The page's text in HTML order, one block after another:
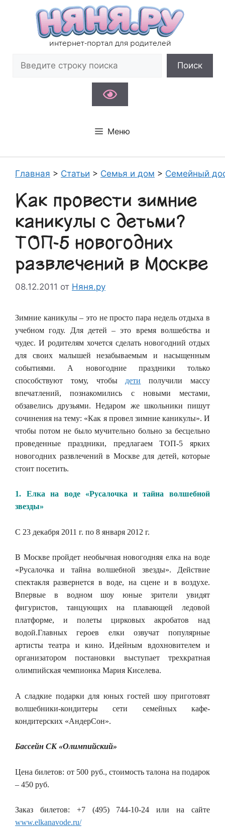
содержимому
интернет-портал для родителей
Поиск
Меню
Главная > Статьи > Семья и дом > Семейный
Как провести зимние
каникулы с детьми?
ТОП-5 новогодних
развлечений в Москве
08.12.2011 от Няня.ру
Зимние каникулы – это не просто пара недель отдыха в
учебном году. Для детей – это время волшебства и
чудес. И родителям хочется сделать новогодний отдых
для своих малышей незабываемым и насыщенным
событиями. А новогодние праздники только
способствуют тому, чтобы дети получили массу
впечатлений, познакомились с новыми местами,
обзавелись друзьями. Недаром же школьники пишут
сочинения на тему: «Как я провел зимние каникулы». И
чтобы потом не было мучительно больно за бесцельно
проведенные праздники, предлагаем ТОП-5 ярких
новогодних развлечений в Москве для детей, которые
стоит посетить.
1. Елка на воде «Русалочка и тайна волшебной
звезды»
С 23 декабря 2011 г. по 8 января 2012 г.
В Москве пройдет необычная новогодняя елка на воде
«Русалочка и тайна волшебной звезды». Действие
спектакля развернется в воде, на сцене и в воздухе.
Впервые в водном шоу юные зрители увидят
фигуристов, танцующих на плавающей ледовой
платформе, и полеты цирковых акробатов над
водой.Главных героев елки озвучат популярные
артисты театра и кино. Идейным вдохновителем и
организатором постановки выступает трехкратная
олимпийская чемпионка Мария Киселева.
А сладкие подарки для юных гостей шоу приготовят
волшебники-кондитеры сети семейных кафе-
кондитерских «АндерСон».
Бассейн СК «Олимпийский»
Цена билетов: от 500 руб., стоимость талона на подарок
– 450 руб.
Заказ билетов: +7 (495) 744-10-24 или на сайте
www.elkanavode.ru/